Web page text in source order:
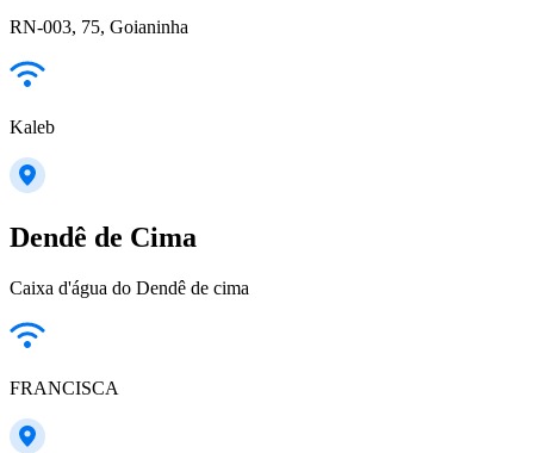
RN-003, 75, Goianinha
Kaleb
Dendê de Cima
Caixa d'água do Dendê de cima
FRANCISCA